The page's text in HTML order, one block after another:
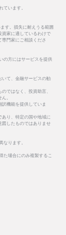
ています。
す。損失に耐えうる範囲
資家に適しているわけで
門家にご相談くださ
の方にはサービスを提供
いて、金融サービスの勧
ではなく、投資助言、
。
機能を提供していま
り、特定の国や地域に
図したものではありませ
なります。
た場合にのみ複製するこ